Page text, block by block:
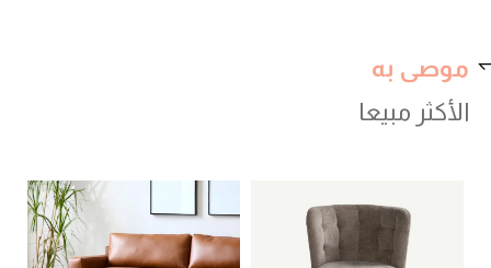
موصى به
الأكثر مبيعا